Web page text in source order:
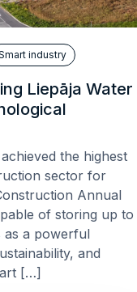
industry
Liepāja Water
the highest
sector for
Annual
of storing up to
as a powerful
and
[…]